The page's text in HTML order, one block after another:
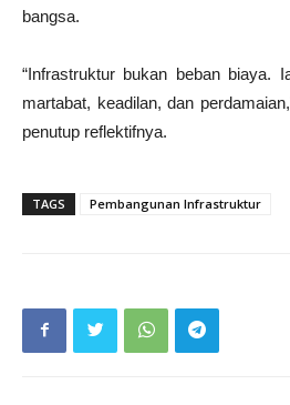
bangsa.
“Infrastruktur bukan beban biaya.
martabat, keadilan, dan
penutup reflektifnya.
TAGS Pembangunan Infrastruktur